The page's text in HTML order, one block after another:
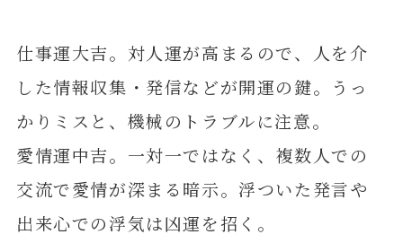
仕事運大吉。対人運が高まるので、人を介
した情報収集・発信などが開運の鍵。うっ
かりミスと、機械のトラブルに注意。
愛情運中吉。一対一ではなく、複数人での
交流で愛情が深まる暗示。浮ついた発言や
出来心での浮気は凶運を招く。